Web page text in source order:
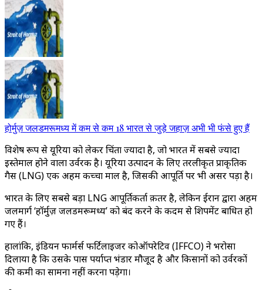
होर्मुज़ जलडमरूमध्य में कम से कम 18 भारत से जुड़े जहाज़ अभी भी फंसे हुए हैं
विशेष रूप से यूरिया को लेकर चिंता ज्यादा है, जो भारत में सबसे ज्यादा
इस्तेमाल होने वाला उर्वरक है। यूरिया उत्पादन के लिए तरलीकृत प्राकृतिक
गैस (LNG) एक अहम कच्चा माल है, जिसकी आपूर्ति पर भी असर पड़ा है।
भारत के लिए सबसे बड़ा LNG आपूर्तिकर्ता क़तर है, लेकिन ईरान द्वारा अहम
जलमार्ग ‘हॉर्मुज़ जलडमरूमध्य’ को बंद करने के कदम से शिपमेंट बाधित हो
गए हैं।
हालांकि, इंडियन फार्मर्स फर्टिलाइजर कोऑपरेटिव (IFFCO) ने भरोसा
दिलाया है कि उसके पास पर्याप्त भंडार मौजूद है और किसानों को उर्वरकों
की कमी का सामना नहीं करना पड़ेगा।